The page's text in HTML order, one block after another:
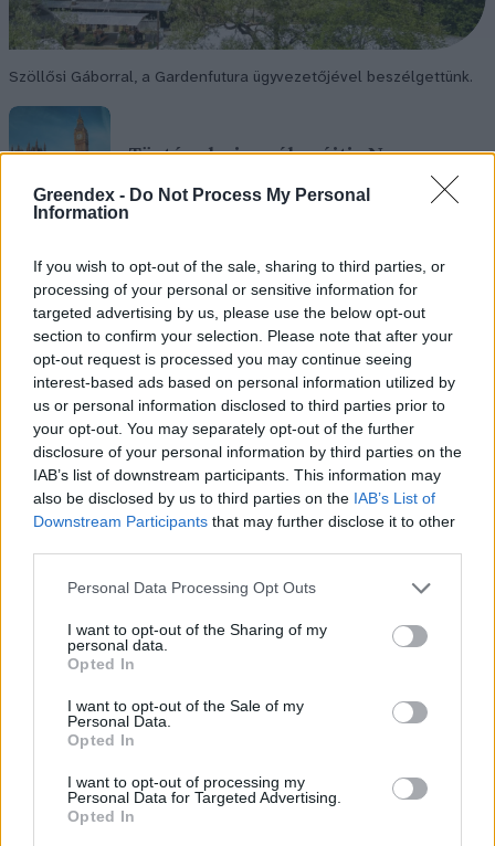
Greendex - Do Not Process My Personal
Information
If you wish to opt-out of the sale, sharing to third parties, or
processing of your personal or sensitive information for
targeted advertising by us, please use the below opt-out
section to confirm your selection. Please note that after your
opt-out request is processed you may continue seeing
interest-based ads based on personal information utilized by
us or personal information disclosed to third parties prior to
your opt-out. You may separately opt-out of the further
disclosure of your personal information by third parties on the
IAB’s list of downstream participants. This information may
also be disclosed by us to third parties on the IAB’s List of
Downstream Participants that may further disclose it to other
Personal Data Processing Opt Outs
I want to opt-out of the Sharing of my
personal data.
Opted In
I want to opt-out of the Sale of my
Personal Data.
Opted In
I want to opt-out of processing my
Personal Data for Targeted Advertising.
Opted In
Szöllősi Gáborral, a Gardenfutura ügyvezetőjével beszélgettünk.
Történelmi aszály sújtja Nagy-
Britanniát is
Elképesztő felvétel mutatja meg,
mekkora a különbség az áradó és a
kiszáradó Duna között
ÉLŐ BOLYGÓNK
Még Paks kiesését is áthidalhatná a
megfelelő energiatárolás
ENERGIA